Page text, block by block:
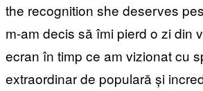
the recognition she deserves
m-am decis să îmi pierd o zi din
ecran în timp ce am vizionat cu
extraordinar de populară și